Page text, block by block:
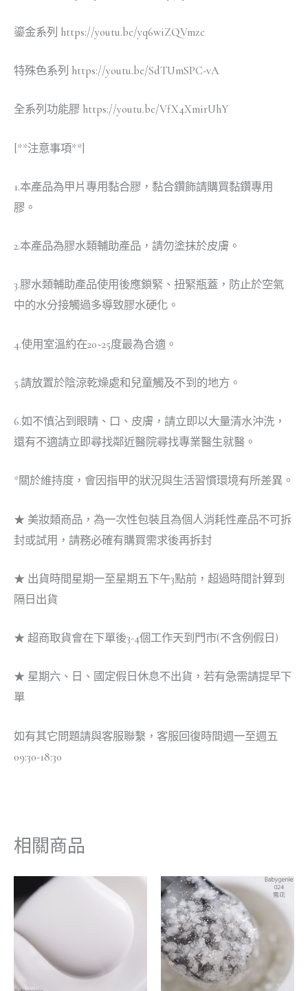
鎏金系列 https://youtu.be/yq6wiZQVmzc
特殊色系列 https://youtu.be/SdTUmSPC-vA
全系列功能膠 https://youtu.be/VfX4XmirUhY
[**注意事項**]
1.本產品為甲片專用黏合膠，黏合鑽飾請購買黏鑽專用
膠。
2.本產品為膠水類輔助產品，請勿塗抹於皮膚。
3.膠水類輔助產品使用後應鎖緊、扭緊瓶蓋，防止於空氣
中的水分接觸過多導致膠水硬化。
4.使用室溫約在20~25度最為合適。
5.請放置於陰涼乾燥處和兒童觸及不到的地方。
6.如不慎沾到眼睛、口、皮膚，請立即以大量清水沖洗，
還有不適請立即尋找鄰近醫院尋找專業醫生就醫。
*關於維持度，會因指甲的狀況與生活習慣環境有所差異。
★ 美妝類商品，為一次性包裝且為個人消耗性產品不可拆
封或試用，請務必確有購買需求後再拆封
★ 出貨時間星期一至星期五下午3點前，超過時間計算到
隔日出貨
★ 超商取貨會在下單後3-4個工作天到門市(不含例假日)
★ 星期六、日、國定假日休息不出貨，若有急需請提早下
單
如有其它問題請與客服聯繫，客服回復時間週一至週五
09:30-18:30
相關商品